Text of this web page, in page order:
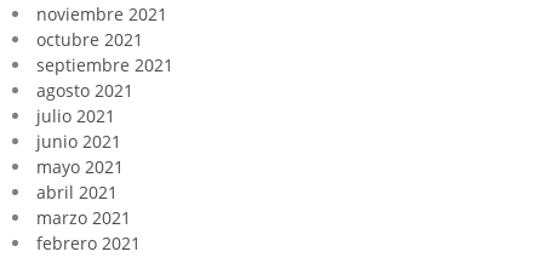
noviembre 2021
octubre 2021
septiembre 2021
agosto 2021
julio 2021
junio 2021
mayo 2021
abril 2021
marzo 2021
febrero 2021